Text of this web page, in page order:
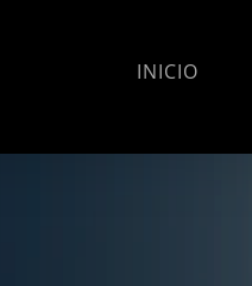
INICIO